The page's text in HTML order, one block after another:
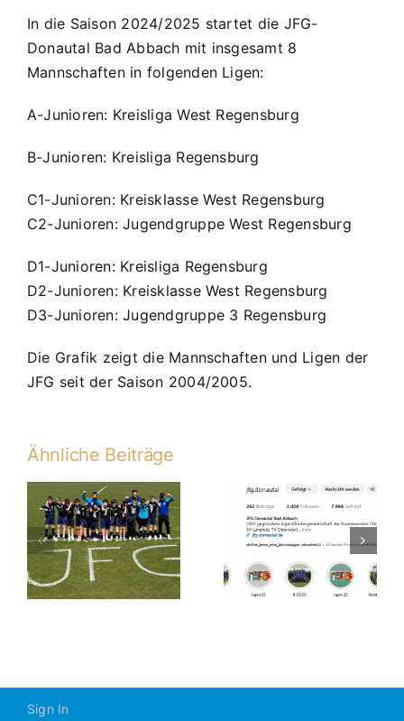
In die Saison 2024/2025 startet die JFG-
Donautal Bad Abbach mit insgesamt 8
Mannschaften in folgenden Ligen:
A-Junioren: Kreisliga West Regensburg
B-Junioren: Kreisliga Regensburg
C1-Junioren: Kreisklasse West Regensburg
C2-Junioren: Jugendgruppe West Regensburg
D1-Junioren: Kreisliga Regensburg
D2-Junioren: Kreisklasse West Regensburg
D3-Junioren: Jugendgruppe 3 Regensburg
Die Grafik zeigt die Mannschaften und Ligen der
JFG seit der Saison 2004/2005.
Ähnliche Beiträge
2069 Follower
auf Instagram
Trainer und
Betreuer
gesucht.
Sign In